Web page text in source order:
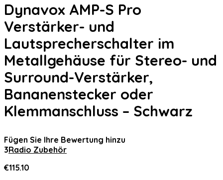
Dynavox AMP-S Pro
Verstärker- und
Lautsprecherschalter im
Metallgehäuse für Stereo- und
Surround-Verstärker,
Bananenstecker oder
Klemmanschluss – Schwarz
Fügen Sie Ihre Bewertung hinzu
3Radio Zubehör
€115.10